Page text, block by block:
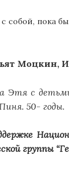
собой, пока
Моцкин,
Этя с
50- годы.
группы